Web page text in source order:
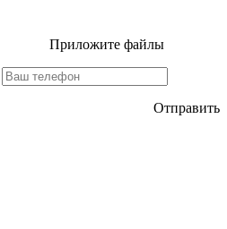
Приложите файлы
Отправить